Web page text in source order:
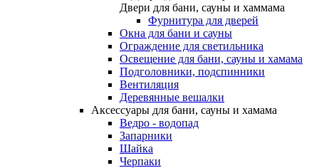
Двери для бани, сауны и хаммама
Фурнитура для дверей
Окна для бани и сауны
Ограждение для светильника
Освещение для бани, сауны и хамама
Подголовники, подспинники
Вентиляция
Деревянные вешалки
Аксессуары для бани, сауны и хамама
Ведро - водопад
Запарники
Шайка
Черпаки